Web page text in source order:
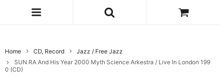
Home CD, Record
Jazz / Free Jazz
SUN RA And His Year 2000 Myth Science Arkestra / Live In London 199
0 (CD)